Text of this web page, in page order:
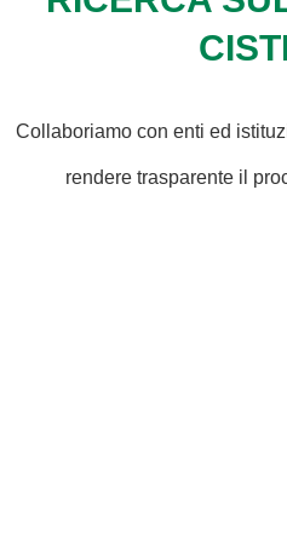
Collaboriamo con enti ed
rendere trasparente il